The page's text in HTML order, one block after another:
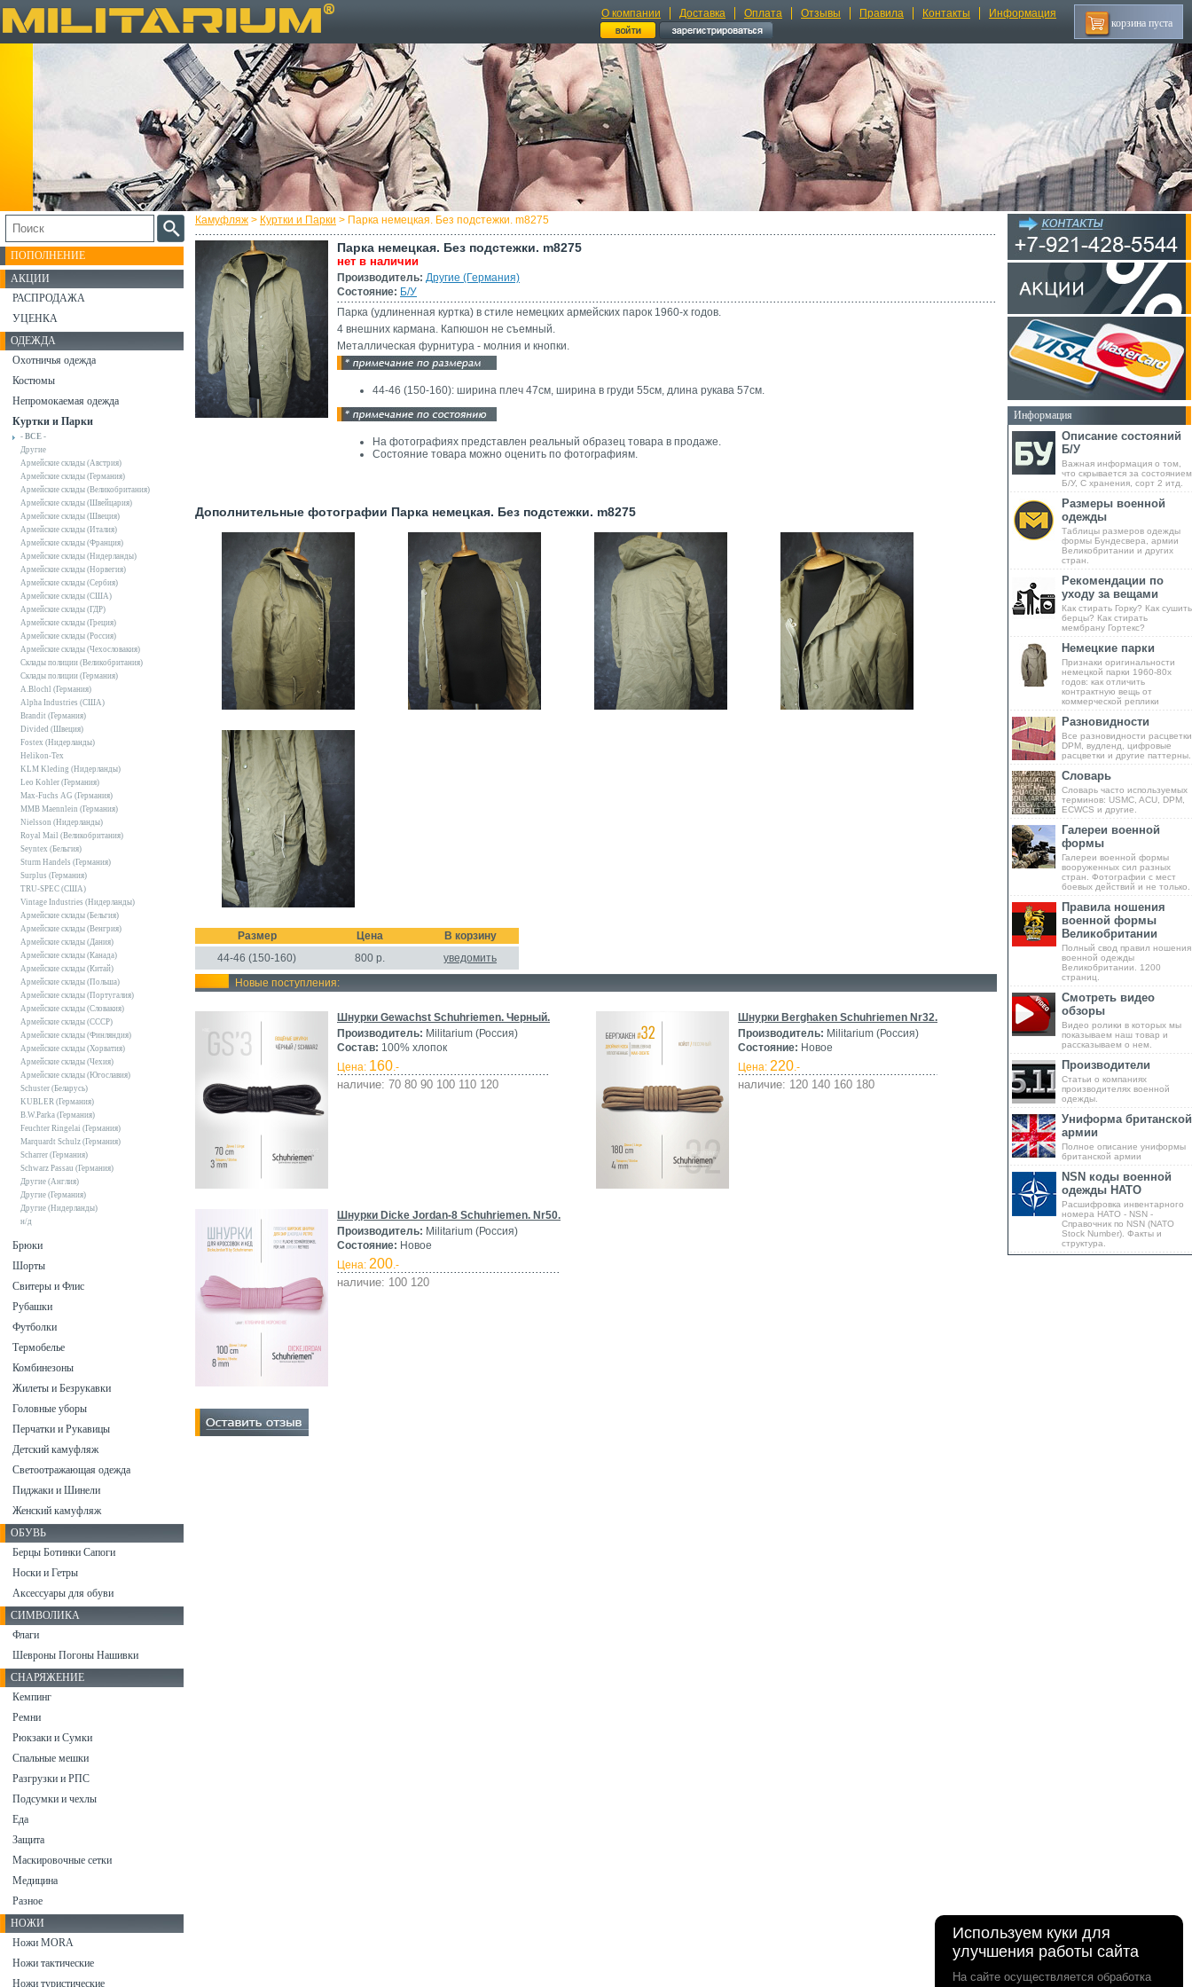
О компании Доставка Оплата Отзывы Правила Контакты Информация
корзина пуста
Камуфляж > Куртки и Парки > Парка немецкая. Без подстежки. m8275
Парка немецкая. Без подстежки. m8275
нет в наличии
Производитель: Другие (Германия)
Состояние: Б/У
Парка (удлиненная куртка) в стиле немецких армейских парок 1960-х годов.
4 внешних кармана. Капюшон не съемный.
Металлическая фурнитура - молния и кнопки.
44-46 (150-160): ширина плеч 47см, ширина в груди 55см, длина рукава 57см.
На фотографиях представлен реальный образец товара в продаже.
Состояние товара можно оценить по фотографиям.
Дополнительные фотографии Парка немецкая. Без подстежки. m8275
Размер Цена
В корзину
44-46 (150-160)
800 р.
уведомить
Новые поступления:
Шнурки Gewachst Schuhriemen. Черный.
Производитель: Militarium (Россия)
Состав: 100% хлопок
Цена: 160.-
наличие: 70 80 90 100 110 120
Шнурки Berghaken Schuhriemen Nr32.
Производитель: Militarium (Россия)
Состояние: Новое
Цена: 220.-
наличие: 120 140 160 180
Шнурки Dicke Jordan-8 Schuhriemen. Nr50.
Производитель: Militarium (Россия)
Состояние: Новое
Цена: 200.-
наличие: 100 120
ПОПОЛНЕНИЕ
АКЦИИ
РАСПРОДАЖА
УЦЕНКА
ОДЕЖДА
Охотничья одежда
Костюмы
Непромокаемая одежда
Куртки и Парки
- ВСЕ -
Другие
Армейские склады (Австрия)
Армейские склады (Германия)
Армейские склады (Великобритания)
Армейские склады (Швейцария)
Армейские склады (Швеция)
Армейские склады (Италия)
Армейские склады (Франция)
Армейские склады (Нидерланды)
Армейские склады (Норвегия)
Армейские склады (Сербия)
Армейские склады (США)
Армейские склады (ГДР)
Армейские склады (Греция)
Армейские склады (Россия)
Армейские склады (Чехословакия)
Склады полиции (Великобритания)
Склады полиции (Германия)
A.Blochl (Германия)
Alpha Industries (США)
Brandit (Германия)
Divided (Швеция)
Fostex (Нидерланды)
Helikon-Tex
KLM Kleding (Нидерланды)
Leo Kohler (Германия)
Max-Fuchs AG (Германия)
MMB Maennlein (Германия)
Nielsson (Нидерланды)
Royal Mail (Великобритания)
Seyntex (Бельгия)
Sturm Handels (Германия)
Surplus (Германия)
TRU-SPEC (США)
Vintage Industries (Нидерланды)
Армейские склады (Бельгия)
Армейские склады (Венгрия)
Армейские склады (Дания)
Армейские склады (Канада)
Армейские склады (Китай)
Армейские склады (Польша)
Армейские склады (Португалия)
Армейские склады (Словакия)
Армейские склады (СССР)
Армейские склады (Финляндия)
Армейские склады (Хорватия)
Армейские склады (Чехия)
Армейские склады (Югославия)
Schuster (Беларусь)
KUBLER (Германия)
B.W.Parka (Германия)
Feuchter Ringelai (Германия)
Marquardt Schulz (Германия)
Scharrer (Германия)
Schwarz Passau (Германия)
Другие (Англия)
Другие (Германия)
Другие (Нидерланды)
н/д
Брюки
Шорты
Свитеры и Флис
Рубашки
Футболки
Термобелье
Комбинезоны
Жилеты и Безрукавки
Головные уборы
Перчатки и Рукавицы
Детский камуфляж
Светоотражающая одежда
Пиджаки и Шинели
Женский камуфляж
ОБУВЬ
Берцы Ботинки Сапоги
Носки и Гетры
Аксессуары для обуви
СИМВОЛИКА
Флаги
Шевроны Погоны Нашивки
СНАРЯЖЕНИЕ
Кемпинг
Ремни
Рюкзаки и Сумки
Спальные мешки
Разгрузки и РПС
Подсумки и чехлы
Еда
Защита
Маскировочные сетки
Медицина
Разное
НОЖИ
Ножи MORA
Ножи тактические
Ножи туристические
Информация
Описание состояний
Б/У
Важная информация о том,
что скрывается за состоянием
Б/У, С хранения, сорт 2 итд.
Размеры военной
одежды
Таблицы размеров одежды
формы Бундесвера, армии
Великобритании и других
стран.
Рекомендации по
уходу за вещами
Как стирать Горку? Как сушить
берцы? Как стирать
мембрану Гортекс?
Немецкие парки
Признаки оригинальности
немецкой парки 1960-80х
годов: как отличить
контрактную вещь от
коммерческой реплики
Разновидности
Все разновидности расцветки
DPM, вудленд, цифровые
расцветки и другие паттерны.
Словарь
Словарь часто используемых
терминов: USMC, ACU, DPM,
ECWCS и другие.
Галереи военной
формы
Галереи военной формы
вооруженных сил разных
стран. Фотографии с мест
боевых действий и не только.
Правила ношения
военной формы
Великобритании
Полный свод правил ношения
военной одежды
Великобритании. 1200
страниц.
Смотреть видео
обзоры
Видео ролики в которых мы
показываем наш товар и
рассказываем о нем.
Производители
Статьи о компаниях
производителях военной
одежды.
Униформа британской
армии
Полное описание униформы
британской армии
NSN коды военной
одежды НАТО
Расшифровка инвентарного
номера НАТО - NSN -
Справочник по NSN (NATO
Stock Number). Факты и
структура.
Используем куки для
улучшения работы сайта
На сайте осуществляется обработка